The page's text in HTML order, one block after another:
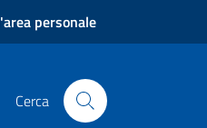
personale
Cerca